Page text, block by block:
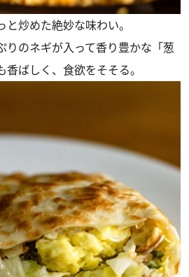
炒めた絶妙な味わい。
のネギが入って香り豊かな「葱
ばしく、食欲をそそる。